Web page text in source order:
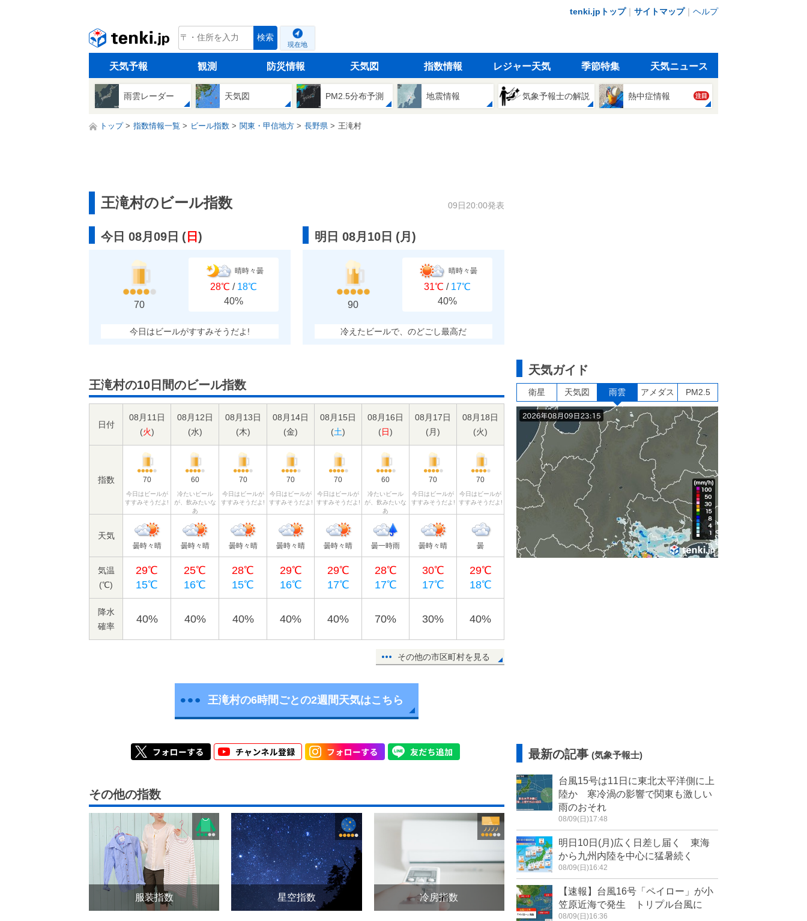
tenki.jpトップ｜ サイトマップ｜ ヘルプ
tenki.jp 検索
現在地
天気予報 観測 防災情報 天気図 指数情報 レジャー天気 季節特集 天気ニュース
雨雲レーダー 天気図 PM2.5分布予測 地震情報 気象予報士の解説 熱中症情報 注目
トップ 指数情報一覧 ビール指数 関東・甲信地方 長野県 王滝村
王滝村のビール指数 09日20:00発表
今日 08月09日 ( 日 )
70
晴時々曇
28℃ / 18℃
40%
今日はビールがすすみそうだよ!
明日 08月10日 (月 )
90
晴時々曇
31℃ / 17℃
40%
冷えたビールで、のどごし最高だ
王滝村の10日間のビール指数
日付
08月11日
(火)
08月12日
(水)
08月13日
(木)
08月14日
(金)
08月15日
(土)
08月16日
(日)
08月17日
(月)
08月18日
(火)
指数 70
今日はビールが
すすみそうだよ!
60
冷たいビール
が、飲みたいな
あ
70
今日はビールが
すすみそうだよ!
70
今日はビールが
すすみそうだよ!
70
今日はビールが
すすみそうだよ!
60
冷たいビール
が、飲みたいな
あ
70
今日はビールが
すすみそうだよ!
70
今日はビールが
すすみそうだよ!
天気
曇時々晴 曇時々晴 曇時々晴 曇時々晴 曇時々晴 曇一時雨 曇時々晴 曇
気温
(℃)
29℃
15℃
25℃
16℃
28℃
15℃
29℃
16℃
29℃
17℃
28℃
17℃
30℃
17℃
29℃
18℃
降水
確率
40% 40% 40% 40% 40% 70% 30% 40%
その他の市区町村を見る
王滝村の6時間ごとの2週間天気はこちら
その他の指数
服装指数 星空指数 冷房指数
天気ガイド
衛星 天気図 雨雲 アメダス PM2.5
最新の記事 (気象予報士)
台風15号は11日に東北太平洋側に上
陸か 寒冷渦の影響で関東も激しい
雨のおそれ
08/09(日)17:48
明日10日(月)広く日差し届く 東海
から九州内陸を中心に猛暑続く
08/09(日)16:42
【速報】台風16号「ペイロー」が小
笠原近海で発生 トリプル台風に
08/09(日)16:36